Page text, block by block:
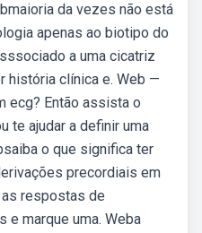
da vezes não está
apenas ao biotipo do
a uma cicatriz
história clínica e. Web —
ecg? Então assista o
te ajudar a definir uma
o que significa ter
precordiais em
respostas de
marque uma. Weba